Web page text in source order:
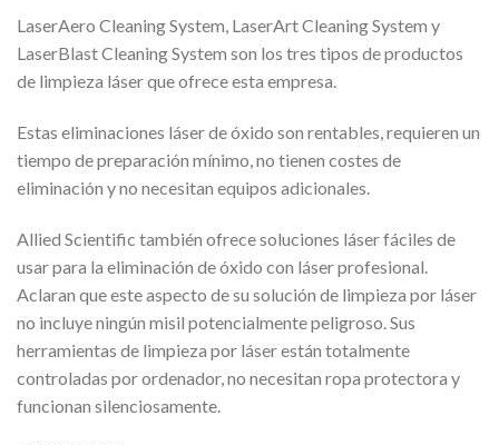
LaserAero Cleaning System, LaserArt Cleaning System y
LaserBlast Cleaning System son los tres tipos de productos
de limpieza láser que ofrece esta empresa.
Estas eliminaciones láser de óxido son rentables, requieren un
tiempo de preparación mínimo, no tienen costes de
eliminación y no necesitan equipos adicionales.
Allied Scientific también ofrece soluciones láser fáciles de
usar para la eliminación de óxido con láser profesional.
Aclaran que este aspecto de su solución de limpieza por láser
no incluye ningún misil potencialmente peligroso. Sus
herramientas de limpieza por láser están totalmente
controladas por ordenador, no necesitan ropa protectora y
funcionan silenciosamente.